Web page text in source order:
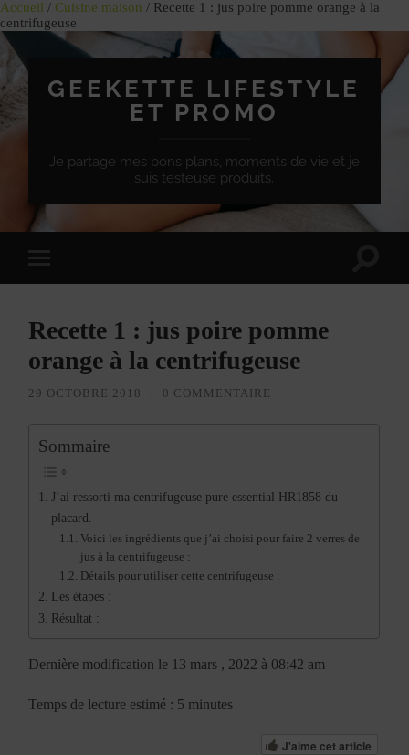
Accueil / Cuisine maison / Recette 1 : jus poire pomme orange à la
centrifugeuse
GEEKETTE LIFESTYLE
ET PROMO
Je partage mes bons plans, moments de vie et je
suis testeuse produits.
à
mobile
Recette 1 : jus poire pomme
orange à la centrifugeuse
29 OCTOBRE 2018 0 COMMENTAIRE
Sommaire
J’ai ressorti ma centrifugeuse pure essential HR1858 du
placard.
Voici les ingrédients que j’ai choisi pour faire 2 verres de
jus à la centrifugeuse :
Détails pour utiliser cette centrifugeuse :
Les étapes :
Résultat :
Dernière modification le 13 mars , 2022 à 08:42 am
Temps de lecture estimé : 5 minutes
J'aime cet article